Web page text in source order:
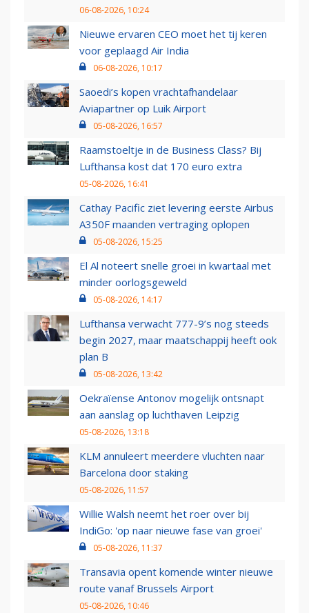
06-08-2026, 10:24
Nieuwe ervaren CEO moet het tij keren
voor geplaagd Air India
06-08-2026, 10:17
Saoedi’s kopen vrachtafhandelaar
Aviapartner op Luik Airport
05-08-2026, 16:57
Raamstoeltje in de Business Class? Bij
Lufthansa kost dat 170 euro extra
05-08-2026, 16:41
Cathay Pacific ziet levering eerste Airbus
A350F maanden vertraging oplopen
05-08-2026, 15:25
El Al noteert snelle groei in kwartaal met
minder oorlogsgeweld
05-08-2026, 14:17
Lufthansa verwacht 777-9’s nog steeds
begin 2027, maar maatschappij heeft ook
plan B
05-08-2026, 13:42
Oekraïense Antonov mogelijk ontsnapt
aan aanslag op luchthaven Leipzig
05-08-2026, 13:18
KLM annuleert meerdere vluchten naar
Barcelona door staking
05-08-2026, 11:57
Willie Walsh neemt het roer over bij
IndiGo: 'op naar nieuwe fase van groei'
05-08-2026, 11:37
Transavia opent komende winter nieuwe
route vanaf Brussels Airport
05-08-2026, 10:46